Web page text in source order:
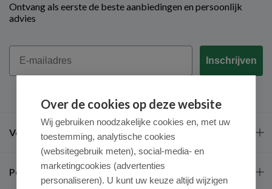
Ontvang als eerste de beste aanbiedingen en persoonlijk
advies
Email
Inschrijven
Veel gestelde vragen
Populaire merken
Over de cookies op deze website
Wij gebruiken noodzakelijke cookies en, met uw
toestemming, analytische cookies
(websitegebruik meten), social-media- en
marketingcookies (advertenties
personaliseren). U kunt uw keuze altijd wijzigen